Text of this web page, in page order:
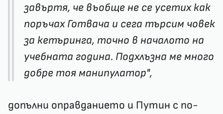
завъртя, че въобще не се усетих как
поръчах Готвача и сега търсим човек
за кетъринга, точно в началото на
учебната година. Подхлъзна ме много
добре тоя манипулатор",
допълни оправданието и Путин с по-